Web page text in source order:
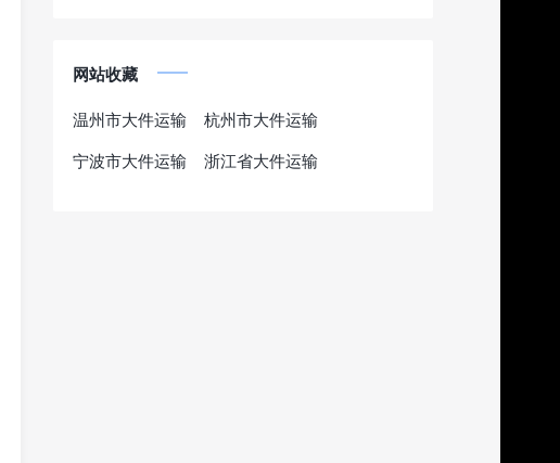
网站收藏
温州市大件运输
杭州市大件运输
宁波市大件运输
浙江省大件运输